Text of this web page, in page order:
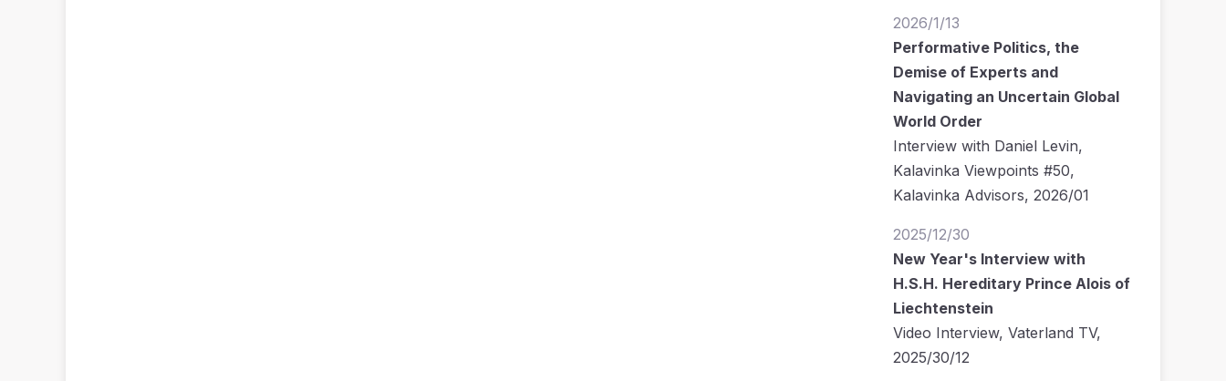
2026/1/13
Performative Politics, the
Demise of Experts and
Navigating an Uncertain Global
World Order
Interview with Daniel Levin,
Kalavinka Viewpoints #50,
Kalavinka Advisors, 2026/01
2025/12/30
New Year's Interview with
H.S.H. Hereditary Prince Alois of
Liechtenstein
Video Interview, Vaterland TV,
2025/30/12